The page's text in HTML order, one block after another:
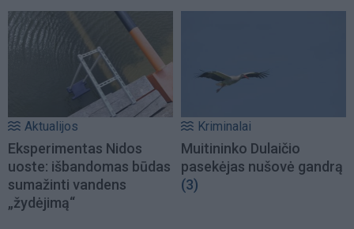
Aktualijos
Eksperimentas Nidos
uoste: išbandomas būdas
sumažinti vandens
„žydėjimą“
Kriminalai
Muitininko Dulaičio
pasekėjas nušovė gandrą
(3)